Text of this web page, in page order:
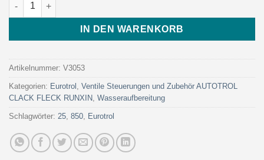
IN DEN WARENKORB
Artikelnummer: V3053
Kategorien: Eurotrol , Ventile Steuerungen und Zubehör AUTOTROL
CLACK FLECK RUNXIN, Wasseraufbereitung
Schlagwörter: 25, 850, Eurotrol